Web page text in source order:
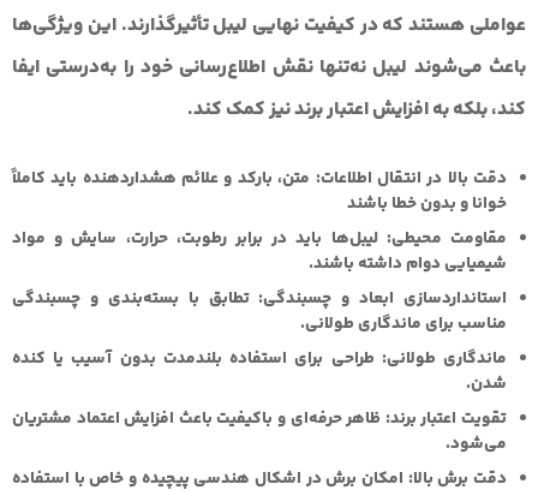
عواملی هستند که در کیفیت نهایی لیبل تأثیرگذارند. این ویژگی‌ها
باعث می‌شوند لیبل نه‌تنها نقش اطلاع‌رسانی خود را به‌درستی ایفا
کند، بلکه به افزایش اعتبار برند نیز کمک کند.
دقت بالا در انتقال اطلاعات: متن، بارکد و علائم هشداردهنده باید کاملاً
خوانا و بدون خطا باشند
مقاومت محیطی:لیبل‌ها باید در برابر رطوبت، حرارت، سایش و مواد
شیمیایی دوام داشته باشند.
استانداردسازی ابعاد و چسبندگی:تطابق با بسته‌بندی و چسبندگی
مناسب برای ماندگاری طولانی.
ماندگاری طولانی: طراحی برای استفاده بلندمدت بدون آسیب یا کنده
شدن.
تقویت اعتبار برند: ظاهر حرفه‌ای و باکیفیت باعث افزایش اعتماد مشتریان
می‌شود.
دقت برش بالا: امکان برش در اشکال هندسی پیچیده و خاص با استفاده